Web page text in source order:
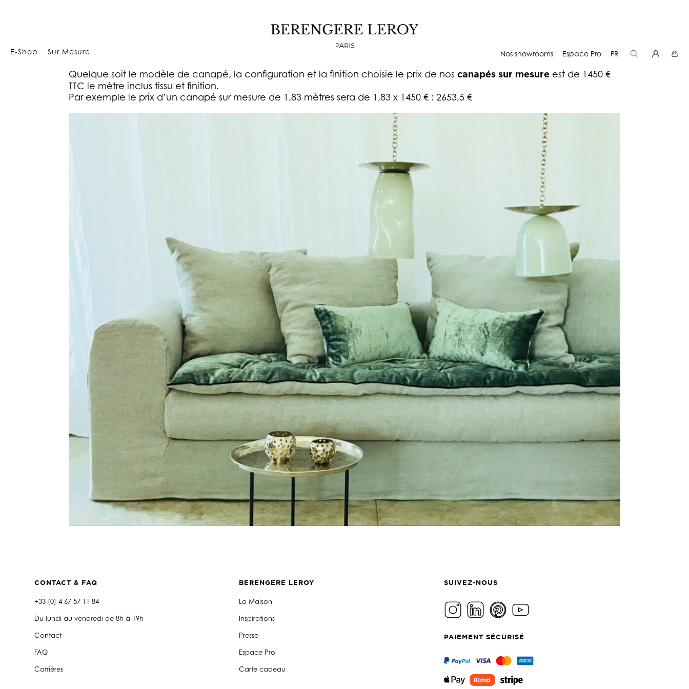
E-Shop Sur Mesure Nos showrooms Espace Pro FR
CANAPÉ SUR MESURE EVOQUE EN LIN LAVÉ VERT SAUGE
Quelque soit le modèle de canapé, la configuration et la finition choisie le prix de noscanapés sur mesure est de 1450 €
TTC le mètre inclus tissu et finition.
Par exemple le prix d’un canapé sur mesure de 1,83 mètres sera de 1,83 x 1450 € : 2653,5 €
CONTACT & FAQ
+33 (0) 4 67 57 11 84
Du lundi au vendredi de 8h à 19h
Contact
FAQ
Carrières
BERENGERE LEROY
La Maison
Inspirations
Presse
Espace Pro
Carte cadeau
SUIVEZ-NOUS
PAIEMENT SÉCURISÉ